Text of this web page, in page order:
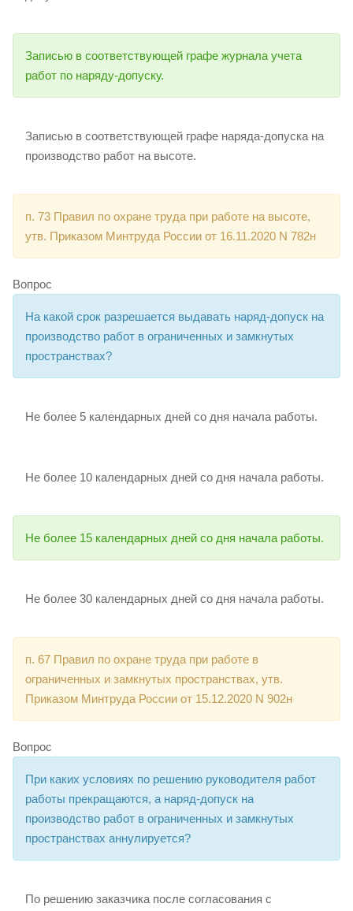
Записью в соответствующей графе журнала учета
работ по наряду-допуску.
Записью в соответствующей графе наряда-допуска на
производство работ на высоте.
п. 73 Правил по охране труда при работе на высоте,
утв. Приказом Минтруда России от 16.11.2020 N 782н
Вопрос
На какой срок разрешается выдавать наряд-допуск на
производство работ в ограниченных и замкнутых
пространствах?
Не более 5 календарных дней со дня начала работы.
Не более 10 календарных дней со дня начала работы.
Не более 15 календарных дней со дня начала работы.
Не более 30 календарных дней со дня начала работы.
п. 67 Правил по охране труда при работе в
ограниченных и замкнутых пространствах, утв.
Приказом Минтруда России от 15.12.2020 N 902н
Вопрос
При каких условиях по решению руководителя работ
работы прекращаются, а наряд-допуск на
производство работ в ограниченных и замкнутых
пространствах аннулируется?
По решению заказчика после согласования с